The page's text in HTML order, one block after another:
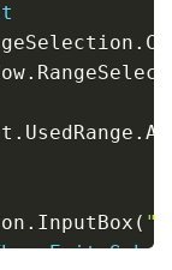
.
.
. UsedRange .
. InputBox (
Exit Sub